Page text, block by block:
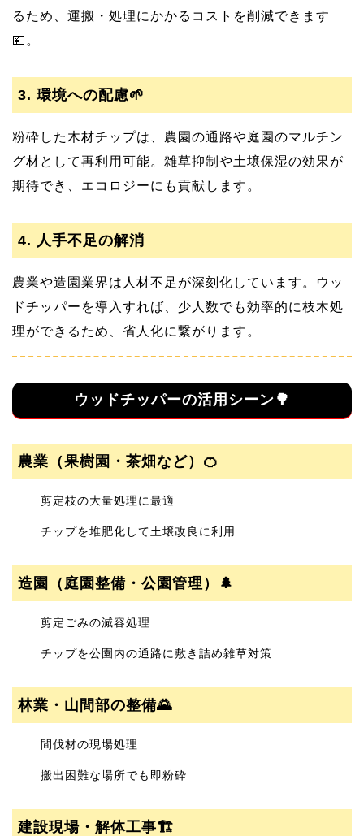
るため、運搬・処理にかかるコストを削減できます
💴。
3. 環境への配慮🌱
粉砕した木材チップは、農園の通路や庭園のマルチン
グ材として再利用可能。雑草抑制や土壌保湿の効果が
期待でき、エコロジーにも貢献します。
4. 人手不足の解消
農業や造園業界は人材不足が深刻化しています。ウッ
ドチッパーを導入すれば、少人数でも効率的に枝木処
理ができるため、省人化に繋がります。
ウッドチッパーの活用シーン🌳
農業（果樹園・茶畑など）🍊
剪定枝の大量処理に最適
チップを堆肥化して土壌改良に利用
造園（庭園整備・公園管理）🌲
剪定ごみの減容処理
チップを公園内の通路に敷き詰め雑草対策
林業・山間部の整備🌄
間伐材の現場処理
搬出困難な場所でも即粉砕
建設現場・解体工事🏗️